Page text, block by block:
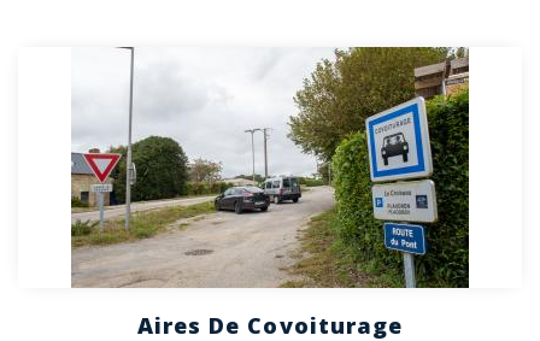
Aires De Covoiturage